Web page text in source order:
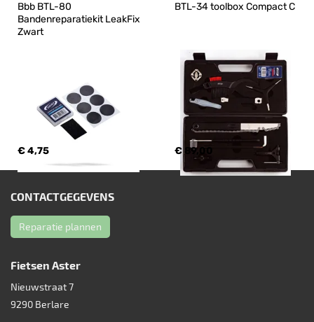
Bbb BTL-80
Bandenreparatiekit LeakFix
Zwart
€ 4,75
BTL-34 toolbox Compact C
€ 89,00
CONTACTGEGEVENS
Reparatie plannen
Fietsen Aster
Nieuwstraat 7
9290 Berlare